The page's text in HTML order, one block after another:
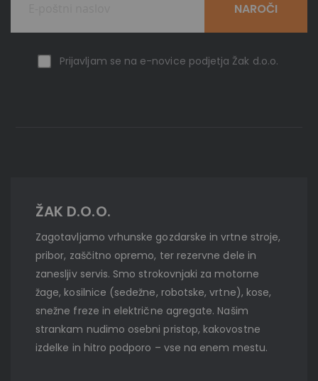
Prijavljam se na e-novice podjetja Žak d.o.o.
NAROČI
ŽAK D.O.O.
Zagotavljamo vrhunske gozdarske in vrtne stroje,
pribor, zaščitno opremo, ter rezervne dele in
zanesljiv servis. Smo strokovnjaki za motorne
žage, kosilnice (sedežne, robotske, vrtne), kose,
snežne freze in električne agregate. Našim
strankam nudimo osebni pristop, kakovostne
izdelke in hitro podporo – vse na enem mestu.